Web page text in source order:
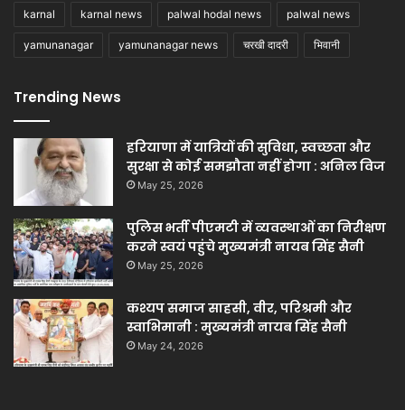
karnal karnal news palwal hodal news palwal news
yamunanagar yamunanagar news चरखी दादरी भिवानी
Trending News
हरियाणा में यात्रियों की सुविधा, स्वच्छता और
सुरक्षा से कोई समझौता नहीं होगा : अनिल विज
May 25, 2026
पुलिस भर्ती पीएमटी में व्यवस्थाओं का निरीक्षण
करने स्वयं पहुंचे मुख्यमंत्री नायब सिंह सैनी
May 25, 2026
कश्यप समाज साहसी, वीर, परिश्रमी और
स्वाभिमानी : मुख्यमंत्री नायब सिंह सैनी
May 24, 2026